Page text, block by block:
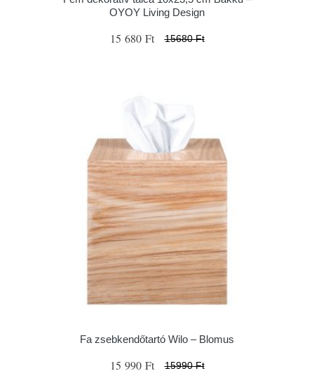
OYOY Living Design
15 680 Ft 15680 Ft
Fa zsebkendőtartó Wilo – Blomus
15 990 Ft 15990 Ft